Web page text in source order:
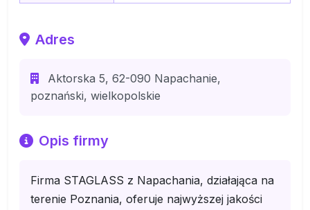
Adres
Aktorska 5, 62-090 Napachanie,
poznański, wielkopolskie
Opis firmy
Firma STAGLASS z Napachania, działająca na
terenie Poznania, oferuje najwyższej jakości